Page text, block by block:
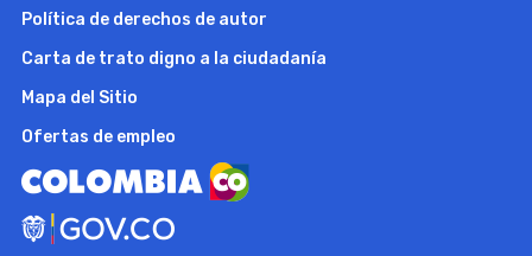
Política de derechos de autor
Carta de trato digno a la ciudadanía
Mapa del Sitio
Ofertas de empleo